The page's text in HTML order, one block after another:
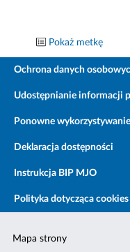
Pokaż metkę
Ochrona danych
Udostępnianie informacji
Ponowne
Deklaracja dostępności
Instrukcja BIP MJO
Polityka dotycząca
Mapa strony